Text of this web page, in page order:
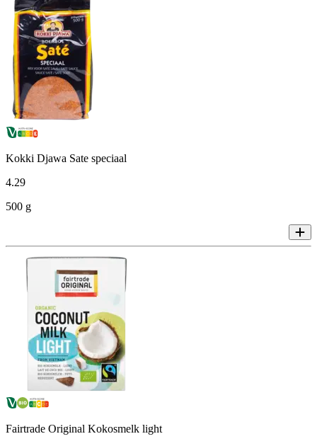
Kokki Djawa Sate speciaal
4.29
500 g
Fairtrade Original Kokosmelk light